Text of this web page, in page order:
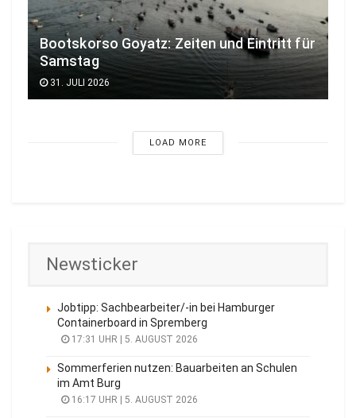
Bootskorso Goyatz: Zeiten und Eintritt für
Samstag
31. JULI 2026
LOAD MORE
Newsticker
Jobtipp: Sachbearbeiter/-in bei Hamburger
Containerboard in Spremberg
17:31 UHR | 5. AUGUST 2026
Sommerferien nutzen: Bauarbeiten an Schulen
im Amt Burg
16:17 UHR | 5. AUGUST 2026